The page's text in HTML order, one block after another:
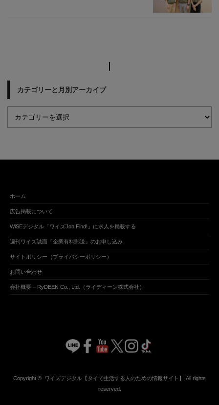
カテゴリーと月別アーカイブ
ホーム
広告掲載について
WiSEデジタル「ワイズJob Find!」に求人を掲載する
週刊ワイズ誌面『企業有料郵送』のお申し込み
サイトポリシー（プライバシーポリシー）
お問い合わせ
会社概要 – RyDEEN Co., Ltd.（ライディーン株式会社）
Copyright © ワイズデジタル【タイで生活する人のための情報サイト】
All rights
reserved.